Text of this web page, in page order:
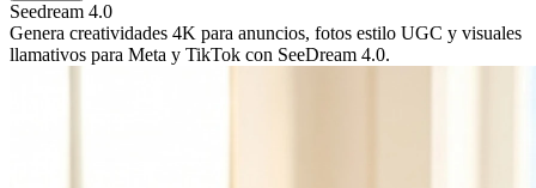
Seedream 4.0
Genera creatividades 4K para anuncios, fotos estilo UGC y visuales
llamativos para Meta y TikTok con SeeDream 4.0.